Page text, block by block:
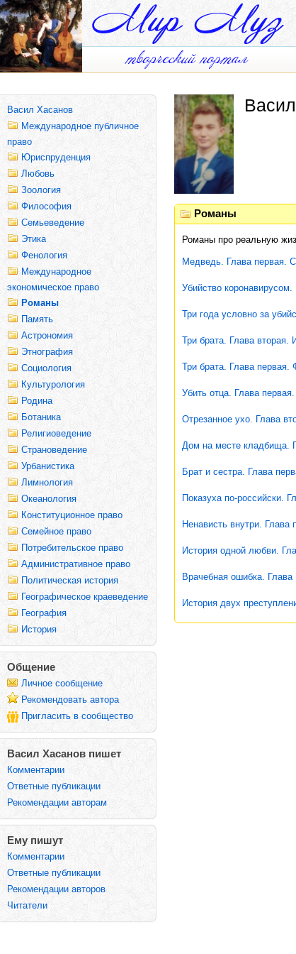
Васил Хасанов
Международное публичное
право
Юриспруденция
Любовь
Зоология
Философия
Семьеведение
Этика
Фенология
Международное
экономическое право
Романы
Память
Астрономия
Этнография
Социология
Культурология
Родина
Ботаника
Религиоведение
Страноведение
Урбанистика
Лимнология
Океанология
Конституционное право
Семейное право
Потребительское право
Административное право
Политическая история
Географическое краеведение
География
История
Общение
Личное сообщение
Рекомендовать автора
Пригласить в сообщество
Васил Хасанов пишет
Комментарии
Ответные публикации
Рекомендации авторам
Ему пишут
Комментарии
Ответные публикации
Рекомендации авторов
Читатели
Романы
Романы про реальную
Медведь. Глава первая.
Убийство
Три года условно за
Три брата. Глава вторая.
Три брата. Глава первая.
Убить отца. Глава первая.
Отрезанное ухо. Глава
Дом на месте кладбища.
Брат и сестра. Глава
Показуха по-российски.
Ненависть внутри. Глава
История одной любви.
Врачебная ошибка. Глава
История двух